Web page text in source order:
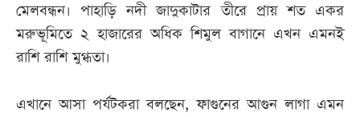
মেলবন্ধন। পাহাড়ি নদী জাদুকাটার তীরে প্রায় শত একর
মরুভূমিতে ২ হাজারের অধিক শিমুল বাগানে এখন এমনই
রাশি রাশি মুগ্ধতা।
এখানে আসা পর্যটকরা বলছেন, ফাগুনের আগুন লাগা এমন